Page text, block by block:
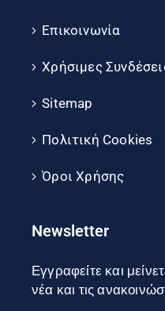
Επικοινωνία
Χρήσιμες
Sitemap
Πολιτική Cookies
Όροι Χρήσης
Newsletter
Εγγραφείτε και
νέα και τις